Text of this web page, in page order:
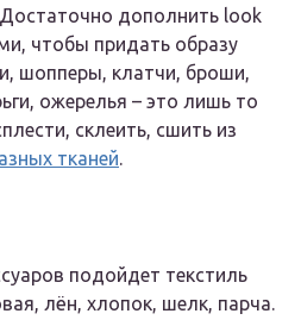
Достаточно дополнить look
чтобы придать образу
шопперы, клатчи, броши,
ожерелья – это лишь то
склеить, сшить из
тканей.
подойдет текстиль
лён, хлопок, шелк, парча.